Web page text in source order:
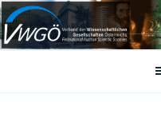
Zum
Inhalt
springenVWGÖ
Federation of Austrian